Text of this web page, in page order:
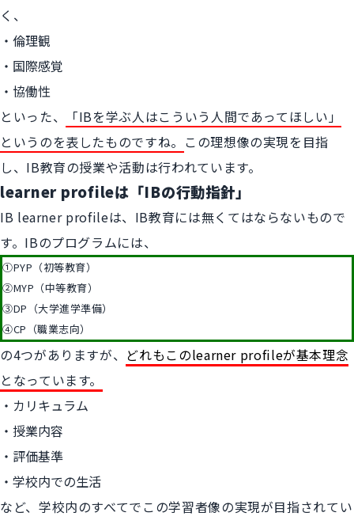
く、
倫理観
国際感覚
協働性
といった、
「IBを学ぶ人はこういう人間であってほしい」
というのを表したものですね。 この理想像の実現を目指
し、IB教育の授業や活動は行われています。
learner profileは「IBの行動指針」
IB learner profileは、IB教育には無くてはならないもので
す。IBのプログラムには、
①PYP（初等教育）
②MYP（中等教育）
③DP（大学進学準備）
④CP（職業志向）
の4つがありますが、 どれもこのlearner profileが基本理念
となっています。
カリキュラム
授業内容
評価基準
学校内での生活
など、学校内のすべてでこの学習者像の実現が目指されてい